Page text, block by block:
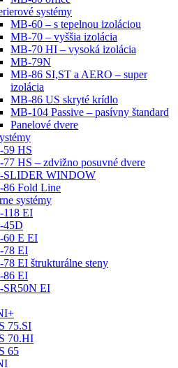
systémy
MB-60 – s tepelnou izoláciou
MB-70 – vyššia izolácia
MB-70 HI – vysoká izolácia
MB-79N
MB-86 SI,ST a AERO – super
izolácia
MB-86 US skryté krídlo
MB-104 Passive – pasívny štandard
Panelové dvere
HS
HS – zdvižno posuvné dvere
SLIDER WINDOW
Fold Line
systémy
EI
45D
60 E EI
78 EI
EI štrukturálne steny
86 EI
SR50N EI
75.SI
70.HI
65